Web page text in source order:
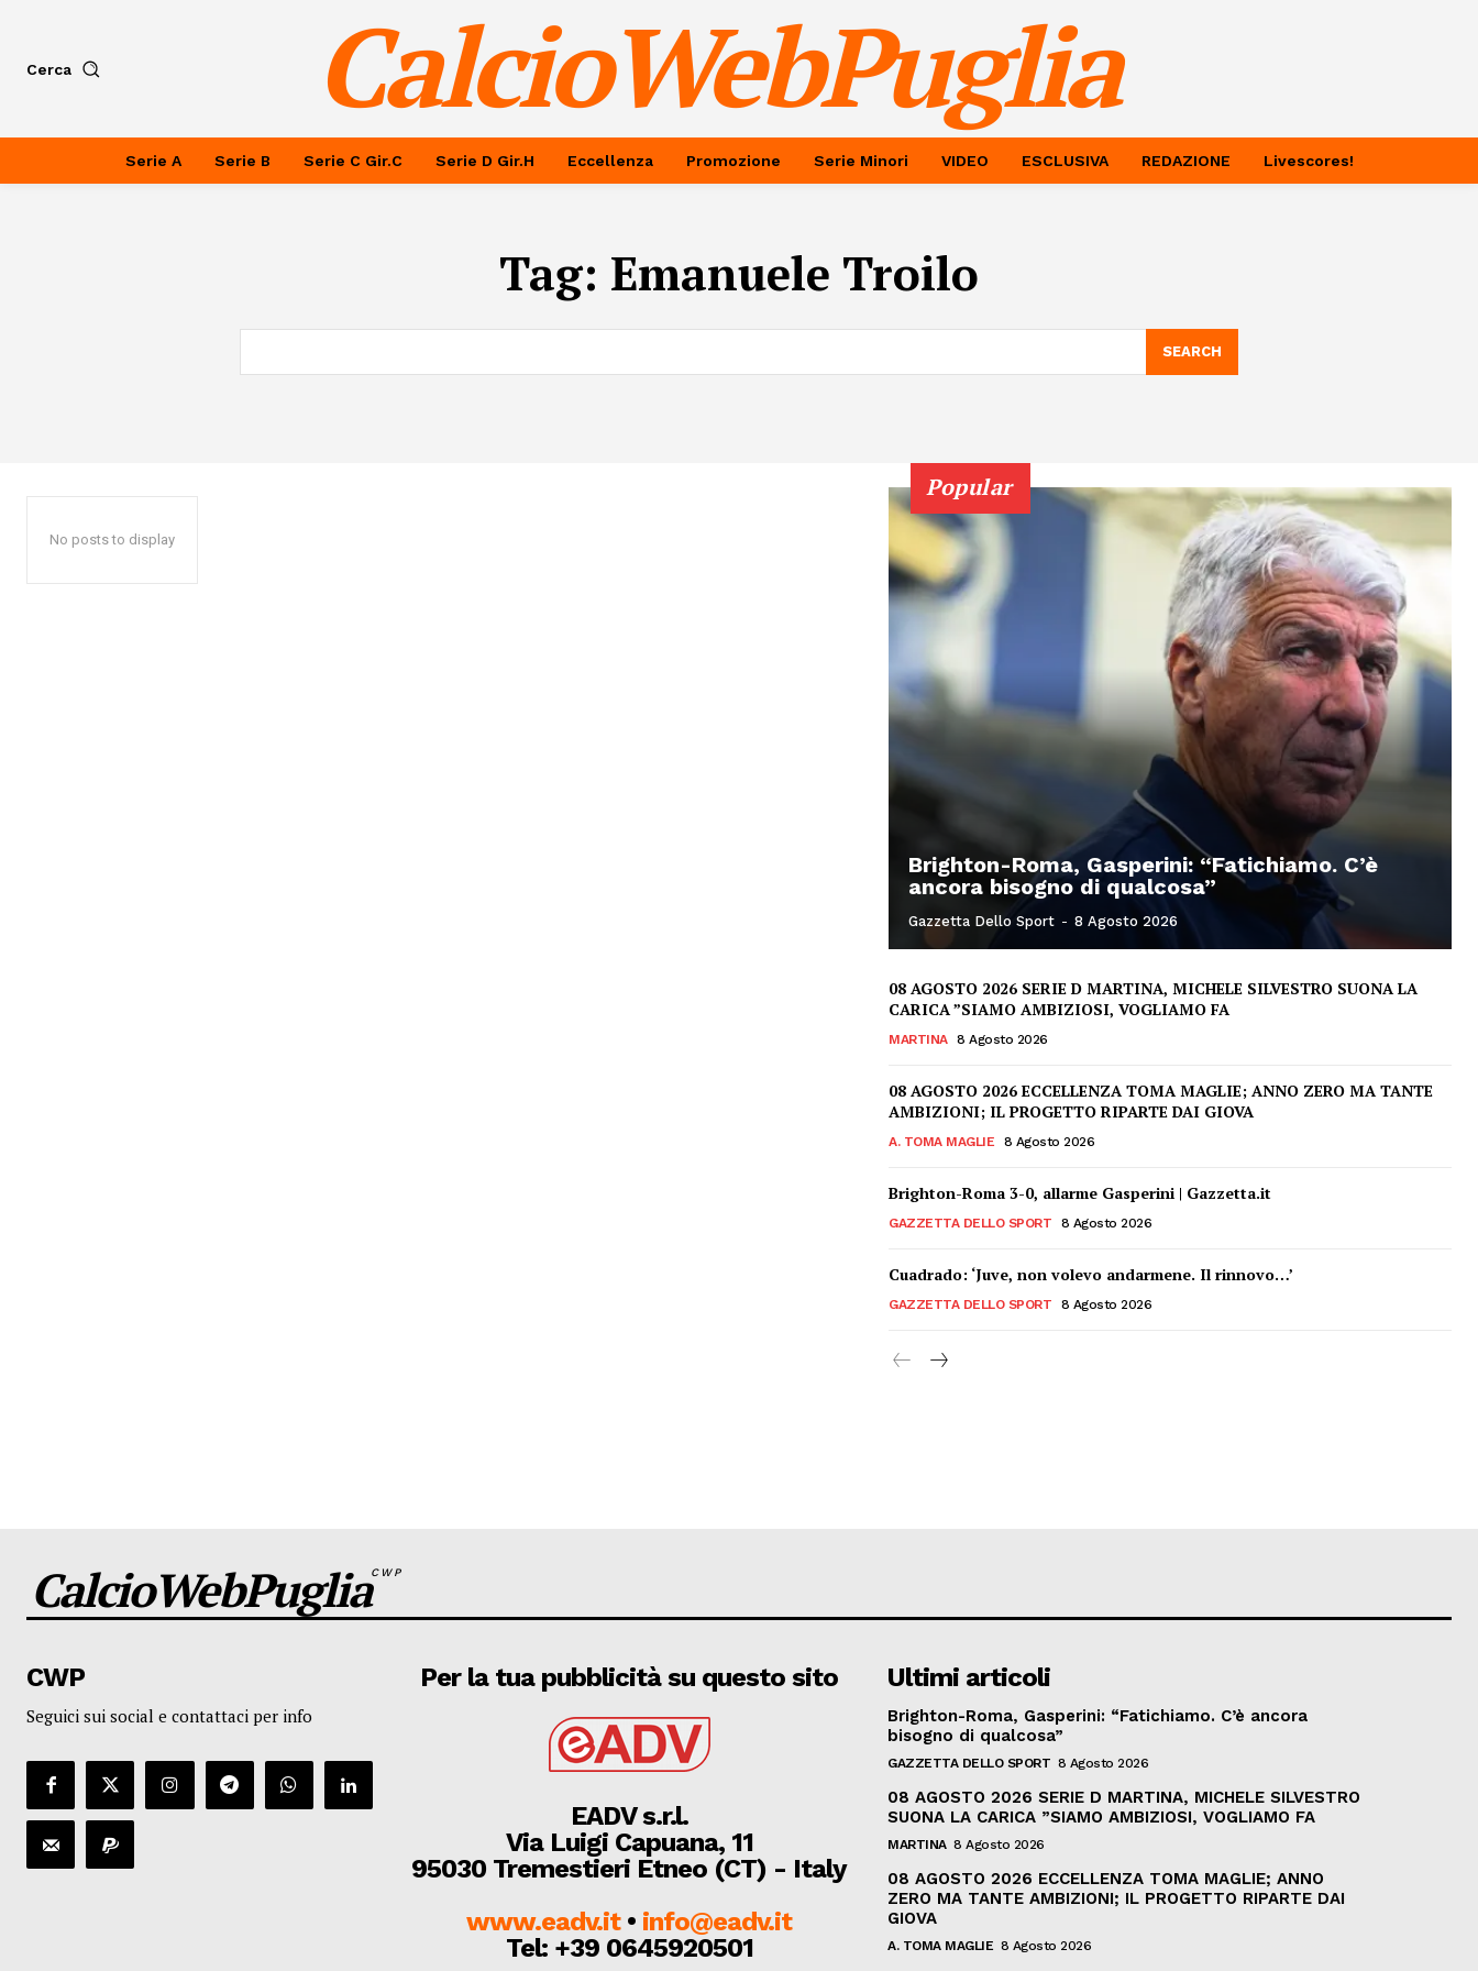
Cerca CalcioWebPuglia
Serie A Serie B Serie C Gir.C Serie D Gir.H Eccellenza Promozione Serie Minori VIDEO ESCLUSIVA REDAZIONE Livescores!
Tag: Emanuele Troilo
SEARCH
No posts to display
Popular
Brighton-Roma, Gasperini: “Fatichiamo. C’è
ancora bisogno di qualcosa”
Gazzetta Dello Sport - 8 Agosto 2026
08 AGOSTO 2026 SERIE D MARTINA, MICHELE SILVESTRO SUONA LA
CARICA ”SIAMO AMBIZIOSI, VOGLIAMO FA
MARTINA 8 Agosto 2026
08 AGOSTO 2026 ECCELLENZA TOMA MAGLIE; ANNO ZERO MA TANTE
AMBIZIONI; IL PROGETTO RIPARTE DAI GIOVA
A. TOMA MAGLIE 8 Agosto 2026
Brighton-Roma 3-0, allarme Gasperini | Gazzetta.it
GAZZETTA DELLO SPORT 8 Agosto 2026
Cuadrado: ‘Juve, non volevo andarmene. Il rinnovo…’
GAZZETTA DELLO SPORT 8 Agosto 2026
CalcioWebPugliaCWP
CWP
Seguici sui social e contattaci per info
Per la tua pubblicità su questo sito
EADV s.r.l.
Via Luigi Capuana, 11
95030 Tremestieri Etneo (CT) - Italy
www.eadv.it• info@eadv.it
Tel: +39 0645920501
Ultimi articoli
Brighton-Roma, Gasperini: “Fatichiamo. C’è ancora
bisogno di qualcosa”
GAZZETTA DELLO SPORT 8 Agosto 2026
08 AGOSTO 2026 SERIE D MARTINA, MICHELE SILVESTRO
SUONA LA CARICA ”SIAMO AMBIZIOSI, VOGLIAMO FA
MARTINA 8 Agosto 2026
08 AGOSTO 2026 ECCELLENZA TOMA MAGLIE; ANNO
ZERO MA TANTE AMBIZIONI; IL PROGETTO RIPARTE DAI
GIOVA
A. TOMA MAGLIE 8 Agosto 2026